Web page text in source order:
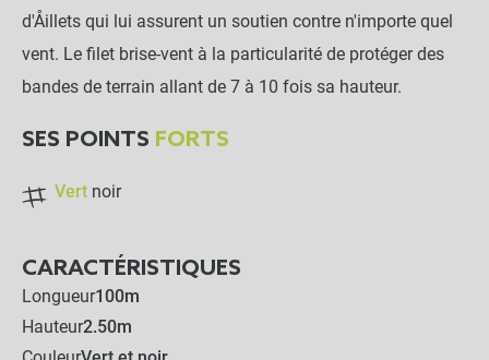
d'Åillets qui lui assurent un soutien contre n'importe quel
vent. Le filet brise-vent à la particularité de protéger des
bandes de terrain allant de 7 à 10 fois sa hauteur.
SES POINTS FORTS
Vert noir
CARACTÉRISTIQUES
Longueur100m
Hauteur2.50m